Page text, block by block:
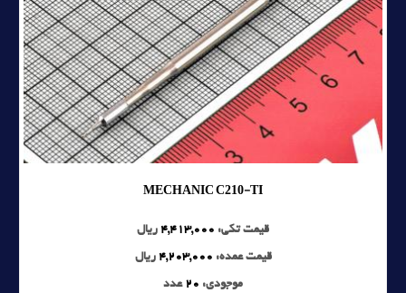
MECHANIC C210-TI
قیمت تکی: 4,413,000 ریال
قیمت عمده: 4,203,000 ریال
موجودی: 20 عدد